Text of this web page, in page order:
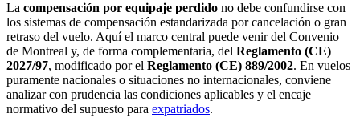
La compensación por equipaje perdido no debe confundirse con
los sistemas de compensación estandarizada por cancelación o gran
retraso del vuelo. Aquí el marco central puede venir del Convenio
de Montreal y, de forma complementaria, del Reglamento (CE)
2027/97, modificado por el Reglamento (CE) 889/2002. En vuelos
puramente nacionales o situaciones no internacionales, conviene
analizar con prudencia las condiciones aplicables y el encaje
normativo del supuesto para expatriados.